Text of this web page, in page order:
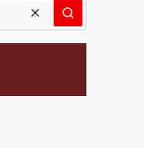
WyczyśćSzukaj